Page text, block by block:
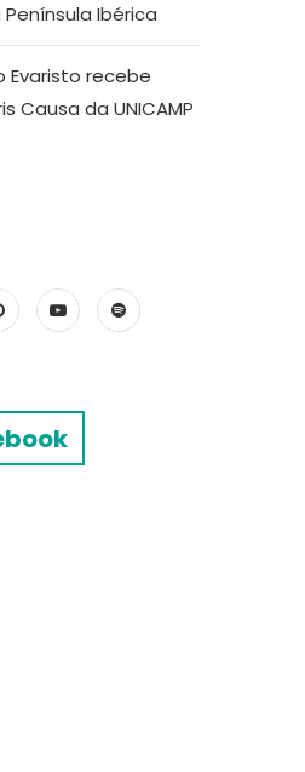
Ibérica
Evaristo recebe
Causa da UNICAMP